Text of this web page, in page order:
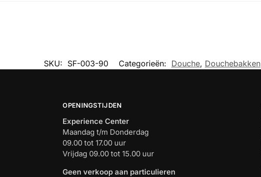
SKU: SF-003-90 Categorieën: Douche, Douchebakken
OPENINGSTIJDEN
Experience Center
Maandag t/m Donderdag
09.00 tot 17.00 uur
Vrijdag 09.00 tot 15.00 uur
Geen verkoop aan particulieren